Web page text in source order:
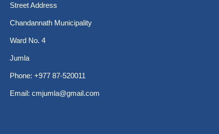
Street Address
Chandannath Municipality
Ward No. 4
Jumla
Phone: +977 87-520011
Email: cmjumla@gmail.com